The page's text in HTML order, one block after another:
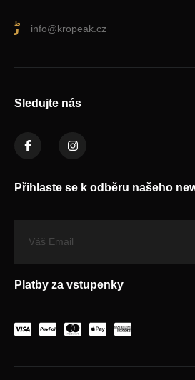
info@kropeak.cz
Sledujte nás
Přihlaste se k odběru našeho
Platby za vstupenky